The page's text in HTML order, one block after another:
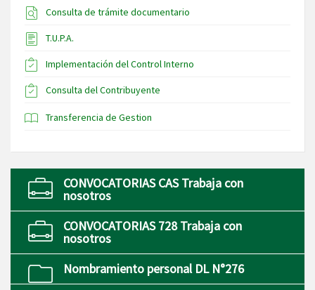
Consulta de trámite documentario
T.U.P.A.
Implementación del Control Interno
Consulta del Contribuyente
Transferencia de Gestion
CONVOCATORIAS CAS Trabaja con
nosotros
CONVOCATORIAS 728 Trabaja con
nosotros
Nombramiento personal DL N°276